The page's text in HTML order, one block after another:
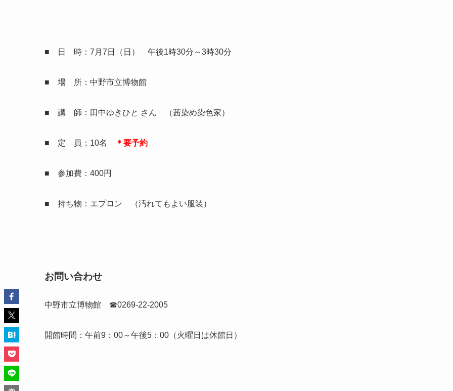
■ 日 時：7月7日（日） 午後1時30分～3時30分
■ 場 所：中野市立博物館
■ 講 師：田中ゆきひと さん （茜染め染色家）
■ 定 員：10名 ＊要予約
■ 参加費：400円
■ 持ち物：エプロン （汚れてもよい服装）
お問い合わせ
中野市立博物館 ☎0269-22-2005
開館時間：午前9：00～午後5：00（火曜日は休館日）